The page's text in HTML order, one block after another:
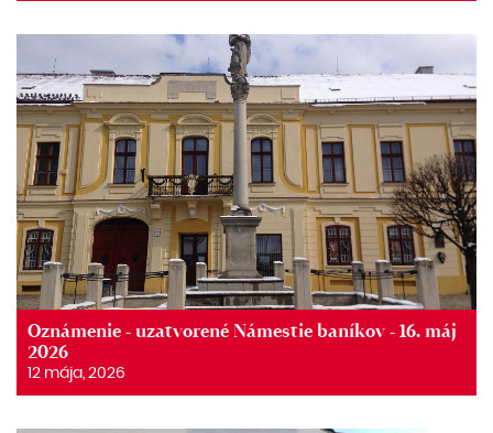
Oznámenie - uzatvorené Námestie baníkov - 16. máj
2026
12 mája, 2026